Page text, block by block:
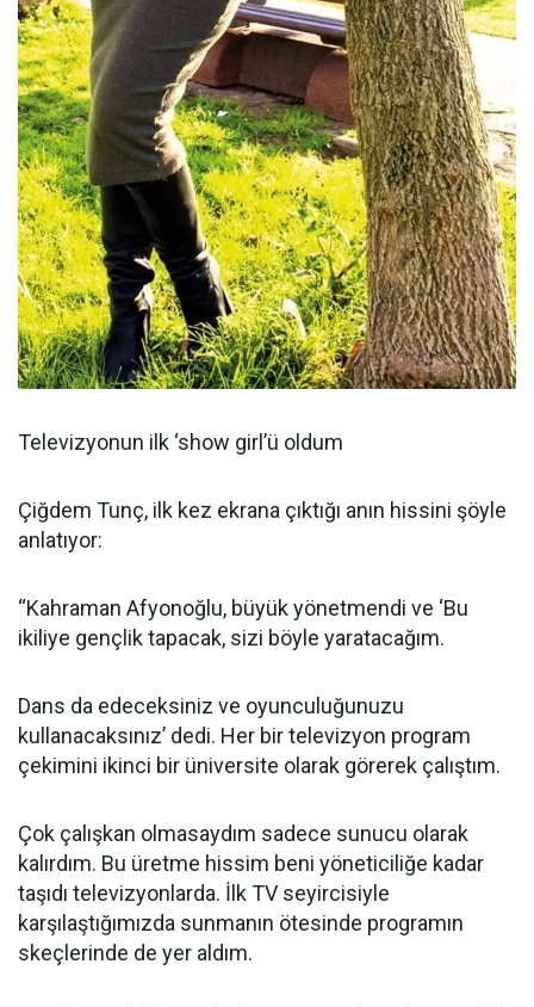
Televizyonun ilk ‘show girl’ü oldum
Çiğdem Tunç, ilk kez ekrana çıktığı anın hissini şöyle
anlatıyor:
“Kahraman Afyonoğlu, büyük yönetmendi ve ‘Bu
ikiliye gençlik tapacak, sizi böyle yaratacağım.
Dans da edeceksiniz ve oyunculuğunuzu
kullanacaksınız’ dedi. Her bir televizyon program
çekimini ikinci bir üniversite olarak görerek çalıştım.
Çok çalışkan olmasaydım sadece sunucu olarak
kalırdım. Bu üretme hissim beni yöneticiliğe kadar
taşıdı televizyonlarda. İlk TV seyircisiyle
karşılaştığımızda sunmanın ötesinde programın
skeçlerinde de yer aldım.